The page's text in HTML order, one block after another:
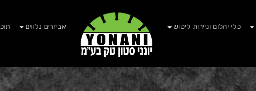
כלי יהלום וניירות ליטוש אביזרים נלווים